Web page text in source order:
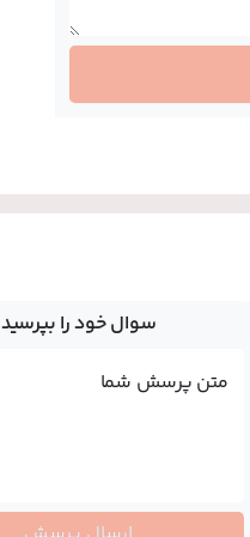
سوال خود را بپرسید
متن پرسش شما